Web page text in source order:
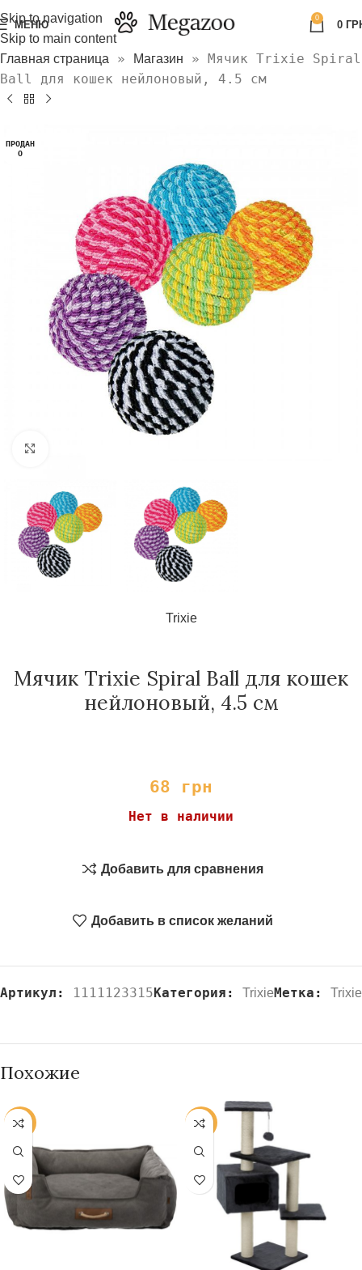
Skip to navigation
Skip to main content
МЕНЮ
0
0
Главная страница » Магазин » Мячик Trixie Spiral
Ball для кошек нейлоновый, 4.5 см
ПРОДАН
О
Trixie
Мячик Trixie Spiral Ball для кошек
нейлоновый, 4.5 см
68 грн
Нет в наличии
Добавить для сравнения
Добавить в список желаний
Артикул: 1111123315 Категория: TrixieМетка: Trixie
Похожие
-20% -20%